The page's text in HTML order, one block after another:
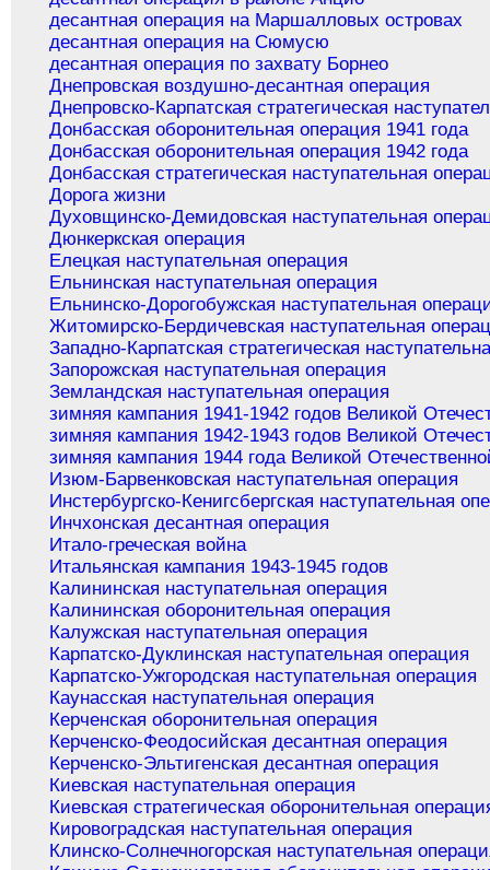
десантная операция на Маршалловых островах
десантная операция на Сюмусю
десантная операция по захвату Борнео
Днепровская воздушно-десантная операция
Днепровско-Карпатская стратегическая
Донбасская оборонительная операция 1941 года
Донбасская оборонительная операция 1942 года
Донбасская стратегическая наступательная
Дорога жизни
Духовщинско-Демидовская наступательная
Дюнкеркская операция
Елецкая наступательная операция
Ельнинская наступательная операция
Ельнинско-Дорогобужская наступательная
Житомирско-Бердичевская наступательная
Западно-Карпатская стратегическая
Запорожская наступательная операция
Земландская наступательная операция
зимняя кампания 1941-1942 годов Великой
зимняя кампания 1942-1943 годов Великой
зимняя кампания 1944 года Великой
Изюм-Барвенковская наступательная операция
Инстербургско-Кенигсбергская наступательная
Инчхонская десантная операция
Итало-греческая война
Итальянская кампания 1943-1945 годов
Калининская наступательная операция
Калининская оборонительная операция
Калужская наступательная операция
Карпатско-Дуклинская наступательная операция
Карпатско-Ужгородская наступательная операция
Каунасская наступательная операция
Керченская оборонительная операция
Керченско-Феодосийская десантная операция
Керченско-Эльтигенская десантная операция
Киевская наступательная операция
Киевская стратегическая оборонительная
Кировоградская наступательная операция
Клинско-Солнечногорская наступательная